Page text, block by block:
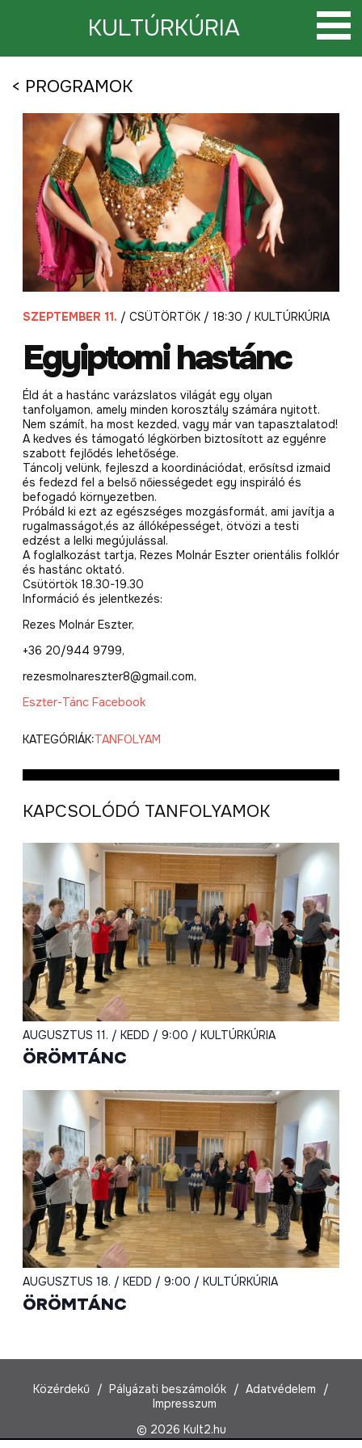
KULTÚRKÚRIA
< PROGRAMOK
SZEPTEMBER 11. / CSÜTÖRTÖK / 18:30 / KULTÚRKÚRIA
Egyiptomi hastánc
Éld át a hastánc varázslatos világát egy olyan
tanfolyamon, amely minden korosztály számára nyitott.
Nem számít, ha most kezded, vagy már van tapasztalatod!
A kedves és támogató légkörben biztosított az egyénre
szabott fejlődés lehetősége.
Táncolj velünk, fejleszd a koordinációdat, erősítsd izmaid
és fedezd fel a belső nőiességedet egy inspiráló és
befogadó környezetben.
Próbáld ki ezt az egészséges mozgásformát, ami javítja a
rugalmasságot,és az állóképességet, ötvözi a testi
edzést a lelki megújulással.
A foglalkozást tartja, Rezes Molnár Eszter orientális folklór
és hastánc oktató.
Csütörtök 18.30-19.30
Információ és jelentkezés:
Rezes Molnár Eszter,
+36 20/944 9799,
rezesmolnareszter8@gmail.com,
Eszter-Tánc Facebook
KATEGÓRIÁK:TANFOLYAM
KAPCSOLÓDÓ TANFOLYAMOK
AUGUSZTUS 11. / KEDD / 9:00 / KULTÚRKÚRIA
ÖRÖMTÁNC
AUGUSZTUS 18. / KEDD / 9:00 / KULTÚRKÚRIA
ÖRÖMTÁNC
Közérdekű Pályázati beszámolók
Adatvédelem
Impresszum
© 2026 Kult2.hu